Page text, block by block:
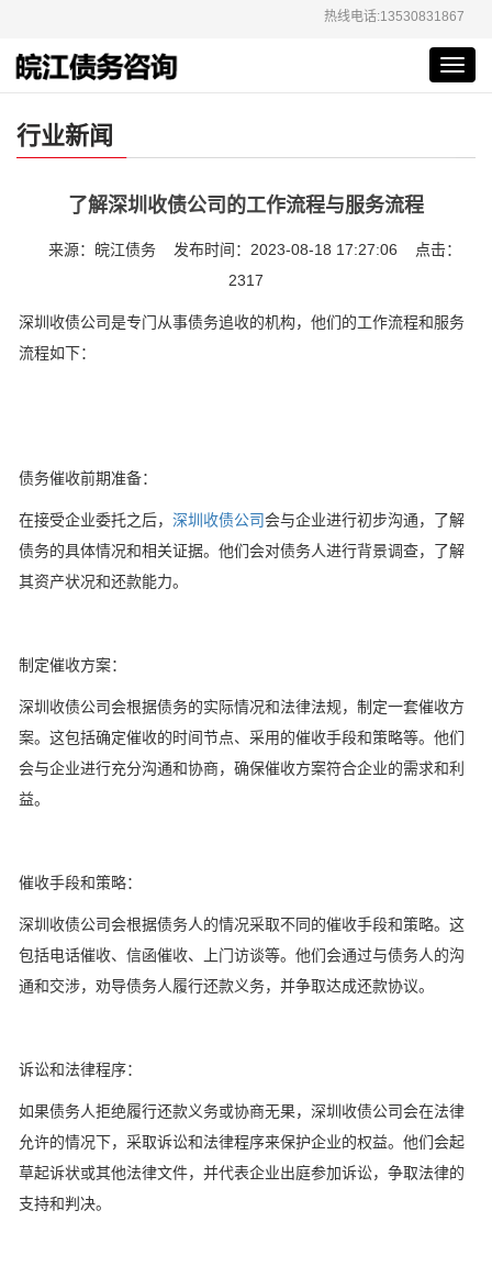
热线电话:13530831867
行业新闻
了解深圳收债公司的工作流程与服务流程
来源：皖江债务 发布时间：2023-08-18 17:27:06 点击：
2317
深圳收债公司是专门从事债务追收的机构，他们的工作流程和服务
流程如下：
债务催收前期准备：
在接受企业委托之后， 深圳收债公司会与企业进行初步沟通，了解
债务的具体情况和相关证据。他们会对债务人进行背景调查，了解
其资产状况和还款能力。
制定催收方案：
深圳收债公司会根据债务的实际情况和法律法规，制定一套催收方
案。这包括确定催收的时间节点、采用的催收手段和策略等。他们
会与企业进行充分沟通和协商，确保催收方案符合企业的需求和利
益。
催收手段和策略：
深圳收债公司会根据债务人的情况采取不同的催收手段和策略。这
包括电话催收、信函催收、上门访谈等。他们会通过与债务人的沟
通和交涉，劝导债务人履行还款义务，并争取达成还款协议。
诉讼和法律程序：
如果债务人拒绝履行还款义务或协商无果，深圳收债公司会在法律
允许的情况下，采取诉讼和法律程序来保护企业的权益。他们会起
草起诉状或其他法律文件，并代表企业出庭参加诉讼，争取法律的
支持和判决。